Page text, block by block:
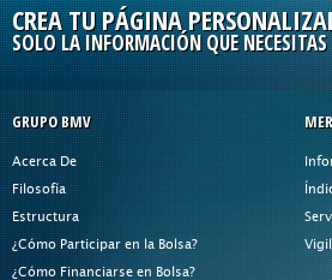
CREA TU PÁGINA
SOLO LA INFORMACIÓN QUE NECESITAS
GRUPO BMV
Acerca De
Filosofía
Estructura
¿Cómo Participar en la Bolsa?
¿Cómo Financiarse en Bolsa?